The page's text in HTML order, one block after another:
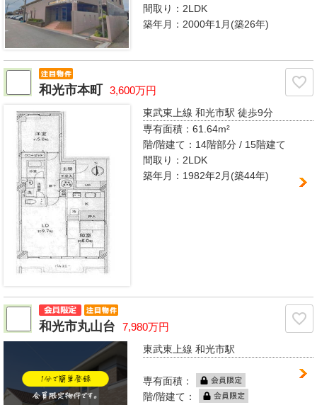
間取り：2LDK
築年月：2000年1月(築26年)
和光市本町 3,600万円
東武東上線 和光市駅徒歩9分
専有面積：61.64m²
階/階建て： 14階部分 / 15階建て
間取り： 2LDK
築年月：1982年2月(築44年)
和光市丸山台 7,980万円
東武東上線 和光市駅
専有面積：
階/階建て：